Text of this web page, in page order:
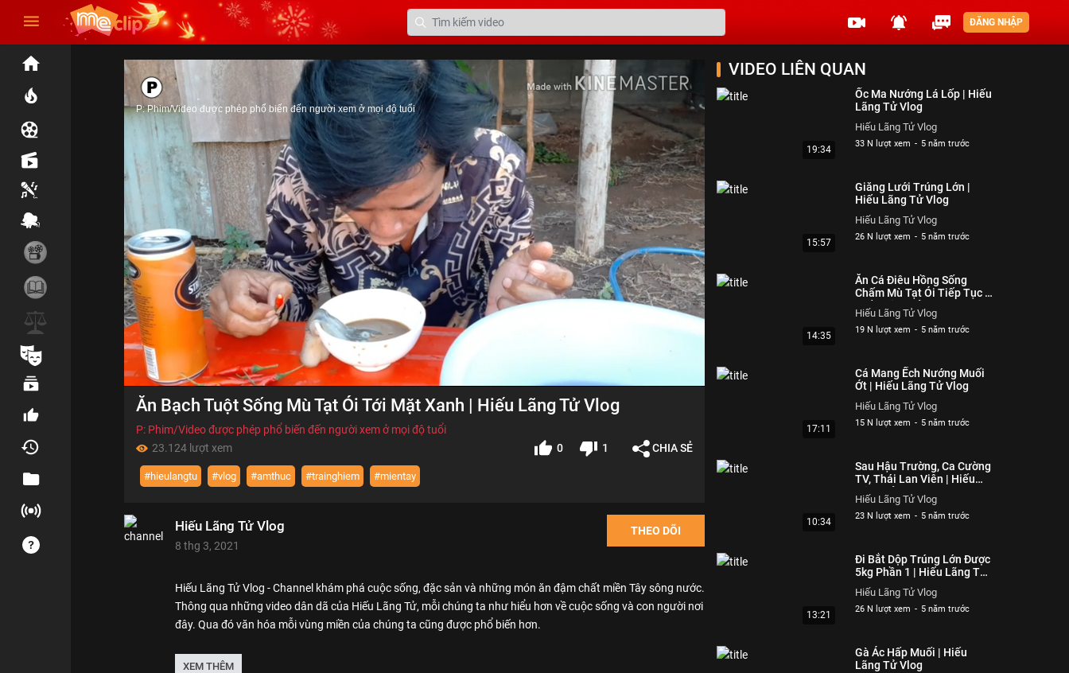
ĐĂNG NHẬP
Volume
0%
P: Phim/Video được phép phổ biến đến người xem ở mọi độ tuổi
Ăn Bạch Tuột Sống Mù Tạt Ói Tới Mặt Xanh | Hiếu Lãng Tử Vlog
P: Phim/Video được phép phổ biến đến người xem ở mọi độ tuổi
23.124 lượt xem
0 1 CHIA SẺ
#hieulangtu #vlog #amthuc #trainghiem #mientay
Hiếu Lãng Tử Vlog
8 thg 3, 2021
THEO DÕI
Hiếu Lãng Tử Vlog - Channel khám phá cuộc sống, đặc sản và những món ăn đậm chất miền Tây sông nước.
Thông qua những video dân dã của Hiếu Lãng Tử, mỗi chúng ta như hiểu hơn về cuộc sống và con người nơi
đây. Qua đó văn hóa mỗi vùng miền của chúng ta cũng được phổ biến hơn.
Thể loại :REVIEW - TRẢI NGHIỆM
XEM THÊM
VIDEO LIÊN QUAN
19:34
Ốc Ma Nướng Lá Lốp | Hiếu
Lãng Tử Vlog
Hiếu Lãng Tử Vlog
33 N lượt xem - 5 năm trước
15:57
Giăng Lưới Trúng Lớn |
Hiếu Lãng Tử Vlog
Hiếu Lãng Tử Vlog
26 N lượt xem - 5 năm trước
14:35
Ăn Cá Điêu Hồng Sống
Chấm Mù Tạt Ói Tiếp Tục |
Hiếu Lãng Tử Vlog
Hiếu Lãng Tử Vlog
19 N lượt xem - 5 năm trước
17:11
Cá Mang Ếch Nướng Muối
Ớt | Hiếu Lãng Tử Vlog
Hiếu Lãng Tử Vlog
15 N lượt xem - 5 năm trước
10:34
Sau Hậu Trường, Ca Cường
TV, Thái Lan Viên | Hiếu
Lãng Tử Vlog
Hiếu Lãng Tử Vlog
23 N lượt xem - 5 năm trước
13:21
Đi Bắt Dộp Trúng Lớn Được
5kg Phần 1 | Hiếu Lãng Tử
Vlog
Hiếu Lãng Tử Vlog
26 N lượt xem - 5 năm trước
Gà Ác Hấp Muối | Hiếu
Lãng Tử Vlog